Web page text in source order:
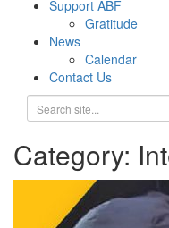
Support ABF
Gratitude
News
Calendar
Contact Us
Category: